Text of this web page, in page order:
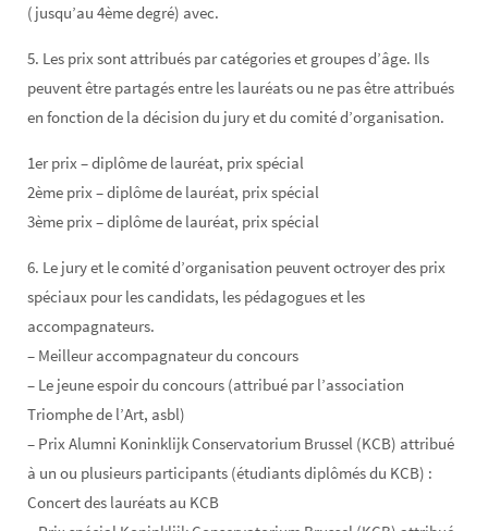
(jusqu’au 4ème degré) avec.
5. Les prix sont attribués par catégories et groupes d’âge. Ils
peuvent être partagés entre les lauréats ou ne pas être attribués
en fonction de la décision du jury et du comité d’organisation.
1er prix – diplôme de lauréat, prix spécial
2ème prix – diplôme de lauréat, prix spécial
3ème prix – diplôme de lauréat, prix spécial
6. Le jury et le comité d’organisation peuvent octroyer des prix
spéciaux pour les candidats, les pédagogues et les
accompagnateurs.
– Meilleur accompagnateur du concours
– Le jeune espoir du concours (attribué par l’association
Triomphe de l’Art, asbl)
– Prix Alumni Koninklijk Conservatorium Brussel (KCB) attribué
à un ou plusieurs participants (étudiants diplômés du KCB) :
Concert des lauréats au KCB